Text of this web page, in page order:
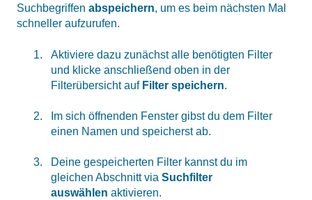
Suchbegriffen abspeichern, um es beim nächsten Mal
schneller aufzurufen.
Aktiviere dazu zunächst alle benötigten Filter
und klicke anschließend oben in der
Filterübersicht auf Filter speichern.
Im sich öffnenden Fenster gibst du dem Filter
einen Namen und speicherst ab.
Deine gespeicherten Filter kannst du im
gleichen Abschnitt via Suchfilter
auswählen aktivieren.